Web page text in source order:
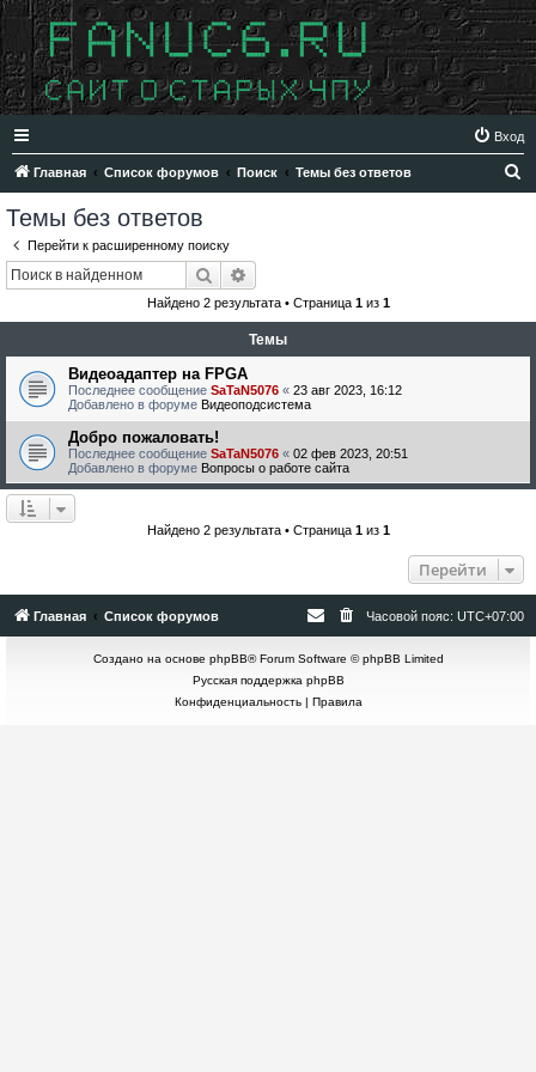
Вход
Главная Список форумов Поиск Темы без ответов
Темы без ответов
Перейти к расширенному поиску
Поиск
Найдено 2 результата • Страница 1из 1
Темы
Видеоадаптер на FPGA
Последнее сообщение SaTaN5076 « 23 авг 2023, 16:12
Добавлено в форуме Видеоподсистема
Добро пожаловать!
Последнее сообщение SaTaN5076 « 02 фев 2023, 20:51
Добавлено в форуме Вопросы о работе сайта
Найдено 2 результата • Страница 1из 1
Перейти
Главная Список форумов Часовой пояс: UTC+07:00
Создано на основе phpBB® Forum Software © phpBB Limited
Русская поддержка phpBB
Конфиденциальность| Правила